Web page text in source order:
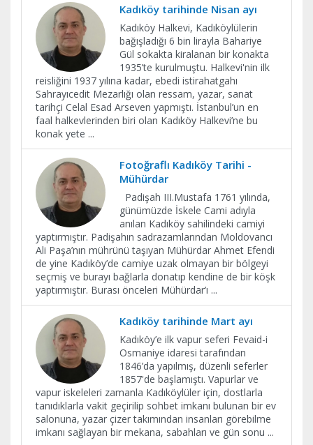
Kadıköy tarihinde Nisan ayı
Kadıköy Halkevi, Kadıköylülerin
bağışladığı 6 bin lirayla Bahariye
Gül sokakta kiralanan bir konakta
1935’te kurulmuştu. Halkevi'nin ilk
reisliğini 1937 yılına kadar, ebedi istirahatgahı
Sahrayıcedit Mezarlığı olan ressam, yazar, sanat
tarihçi Celal Esad Arseven yapmıştı. İstanbul’un en
faal halkevlerinden biri olan Kadıköy Halkevi’ne bu
konak yete ...
Fotoğraflı Kadıköy Tarihi -
Mühürdar
Padişah III.Mustafa 1761 yılında,
günümüzde İskele Cami adıyla
anılan Kadıköy sahilindeki camiyi
yaptırmıştır. Padişahın sadrazamlarından Moldovancı
Ali Paşa’nın mührünü taşıyan Mühürdar Ahmet Efendi
de yine Kadıköy’de camiye uzak olmayan bir bölgeyi
seçmiş ve burayı bağlarla donatıp kendine de bir köşk
yaptırmıştır. Burası önceleri Mühürdar’ı ...
Kadıköy tarihinde Mart ayı
Kadıköy’e ilk vapur seferi Fevaid-i
Osmaniye idaresi tarafından
1846’da yapılmış, düzenli seferler
1857'de başlamıştı. Vapurlar ve
vapur iskeleleri zamanla Kadıköylüler için, dostlarla
tanıdıklarla vakit geçirilip sohbet imkanı bulunan bir ev
salonuna, yazar çizer takımından insanları görebilme
imkanı sağlayan bir mekana, sabahları ve gün sonu ...